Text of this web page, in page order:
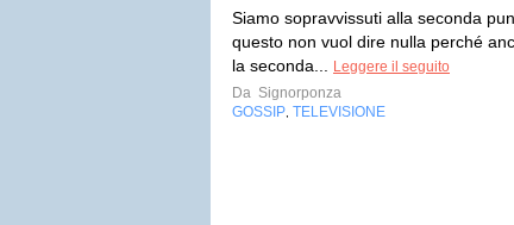
Siamo sopravvissuti alla seconda
questo non vuol dire nulla perché
la seconda...
Leggere il seguito
Da Signorponza
GOSSIP TELEVISIONE